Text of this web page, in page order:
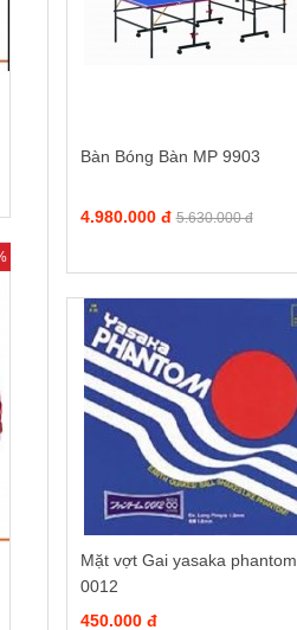
Bàn Bóng Bàn MP 9903
4.980.000 đ 5.630.000 đ
Mặt vợt Gai yasaka phantom
0012
450.000 đ